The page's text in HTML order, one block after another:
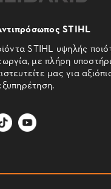
STIHL
STIHL υψηλής
με πλήρη
μας για